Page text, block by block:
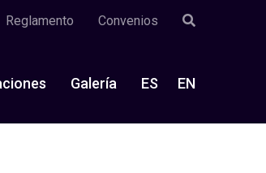
Reglamento Convenios
Galería ES EN